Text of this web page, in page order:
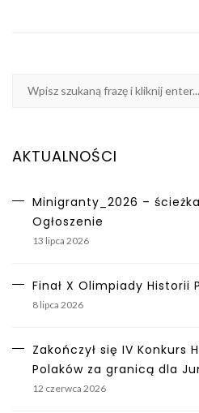
AKTUALNOŚCI
Minigranty_2026 –
Ogłoszenie
13 lipca 2026
Finał X Olimpiady Historii
8 lipca 2026
Zakończył się IV Konkurs
Polaków za granicą dla
12 czerwca 2026